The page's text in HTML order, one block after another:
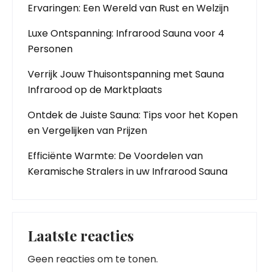
Ervaringen: Een Wereld van Rust en Welzijn
Luxe Ontspanning: Infrarood Sauna voor 4
Personen
Verrijk Jouw Thuisontspanning met Sauna
Infrarood op de Marktplaats
Ontdek de Juiste Sauna: Tips voor het Kopen
en Vergelijken van Prijzen
Efficiënte Warmte: De Voordelen van
Keramische Stralers in uw Infrarood Sauna
Laatste reacties
Geen reacties om te tonen.